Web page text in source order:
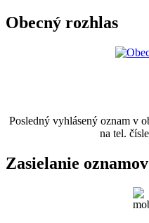
Obecný rozhlas
Posledný vyhlásený oznam v
na tel.
Zasielanie